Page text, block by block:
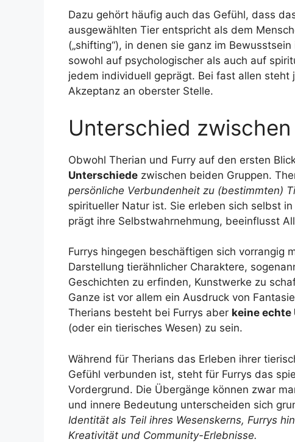
Dazu gehört häufig auch das Gefühl, dass
ausgewählten Tier entspricht als dem
(„shifting“), in denen sie ganz im
sowohl auf psychologischer als auch auf
jedem individuell geprägt. Bei fast allen
Akzeptanz an oberster Stelle.
Unterschied
Obwohl Therian und Furry auf den ersten
Unterschiede zwischen beiden Gruppen.
persönliche Verbundenheit zu (bestimmten)
spiritueller Natur ist. Sie erleben sich selbst
prägt ihre Selbstwahrnehmung, beeinflusst
Furrys hingegen beschäftigen sich vorrangig
Darstellung tierähnlicher Charaktere,
Geschichten zu erfinden, Kunstwerke zu
Ganze ist vor allem ein Ausdruck von
Therians besteht bei Furrys aber keine echte
(oder ein tierisches Wesen) zu sein.
Während für Therians das Erleben ihrer
Gefühl verbunden ist, steht für Furrys das
Vordergrund. Die Übergänge können zwar
und innere Bedeutung unterscheiden sich
Identität als Teil ihres Wesenskerns, Furrys
Kreativität und Community-Erlebnisse.